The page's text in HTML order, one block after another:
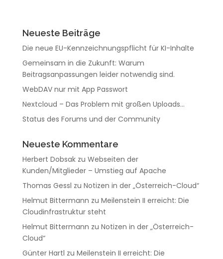
Neueste Beiträge
Die neue EU-Kennzeichnungspflicht für KI-Inhalte
Gemeinsam in die Zukunft: Warum
Beitragsanpassungen leider notwendig sind.
WebDAV nur mit App Passwort
Nextcloud – Das Problem mit großen Uploads…
Status des Forums und der Community
Neueste Kommentare
Herbert Dobsakzu Webseiten der
Kunden/Mitglieder – Umstieg auf Apache
Thomas Gessl zu Notizen in der „Österreich-Cloud“
Helmut Bittermann zu Meilenstein II erreicht: Die
Cloudinfrastruktur steht
Helmut Bittermann zu Notizen in der „Österreich-
Cloud“
Günter Hartl zu Meilenstein II erreicht: Die